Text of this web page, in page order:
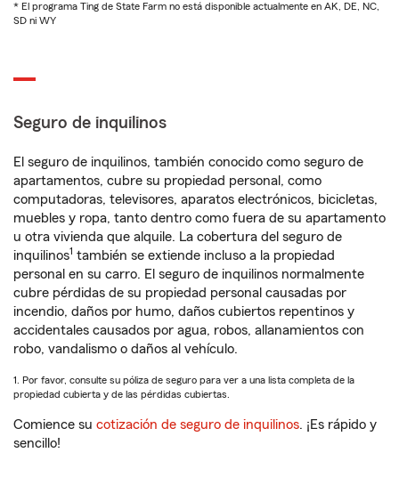
* El programa Ting de State Farm no está disponible actualmente en AK, DE, NC,
SD ni WY
Seguro de inquilinos
El seguro de inquilinos, también conocido como seguro de
apartamentos, cubre su propiedad personal, como
computadoras, televisores, aparatos electrónicos, bicicletas,
muebles y ropa, tanto dentro como fuera de su apartamento
u otra vivienda que alquile. La cobertura del seguro de
inquilinos1 también se extiende incluso a la propiedad
personal en su carro. El seguro de inquilinos normalmente
cubre pérdidas de su propiedad personal causadas por
incendio, daños por humo, daños cubiertos repentinos y
accidentales causados por agua, robos, allanamientos con
robo, vandalismo o daños al vehículo.
1. Por favor, consulte su póliza de seguro para ver a una lista completa de la
propiedad cubierta y de las pérdidas cubiertas.
Comience su cotización de seguro de inquilinos. ¡Es rápido y
sencillo!